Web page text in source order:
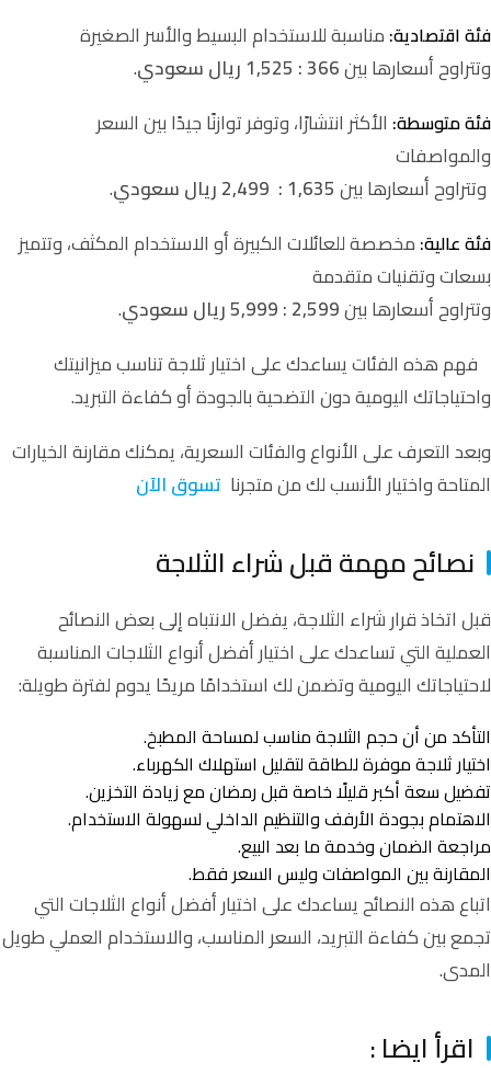
فئة اقتصادية: مناسبة للاستخدام البسيط والأسر الصغيرة
وتتراوح أسعارها بين366 : 1,525 ريال سعودي .
فئة متوسطة: الأكثر انتشارًا، وتوفر توازنًا جيدًا بين السعر
والمواصفات
وتتراوح أسعارها بين1,635 : 2,499 ريال سعودي .
فئة عالية: مخصصة للعائلات الكبيرة أو الاستخدام المكثف، وتتميز
بسعات وتقنيات متقدمة
وتتراوح أسعارها بين2,599 : 5,999 ريال سعودي
.
فهم هذه الفئات يساعدك على اختيار ثلاجة تناسب ميزانيتك
واحتياجاتك اليومية دون التضحية بالجودة أو كفاءة التبريد.
وبعد التعرف على الأنواع والفئات السعرية، يمكنك مقارنة الخيارات
المتاحة واختيار الأنسب لك من متجرنا تسوق الآن
نصائح مهمة قبل شراء الثلاجة
قبل اتخاذ قرار شراء الثلاجة، يفضل الانتباه إلى بعض النصائح
العملية التي تساعدك على اختيار أفضل أنواع الثلاجات المناسبة
لاحتياجاتك اليومية وتضمن لك استخدامًا مريحًا يدوم لفترة طويلة:
التأكد من أن حجم الثلاجة مناسب لمساحة المطبخ.
اختيار ثلاجة موفرة للطاقة لتقليل استهلاك الكهرباء.
تفضيل سعة أكبر قليلًا خاصة قبل رمضان مع زيادة التخزين.
الاهتمام بجودة الأرفف والتنظيم الداخلي لسهولة الاستخدام.
مراجعة الضمان وخدمة ما بعد البيع.
المقارنة بين المواصفات وليس السعر فقط.
اتباع هذه النصائح يساعدك على اختيار أفضل أنواع الثلاجات التي
تجمع بين كفاءة التبريد، السعر المناسب، والاستخدام العملي طويل
المدى.
اقرأ ايضا :